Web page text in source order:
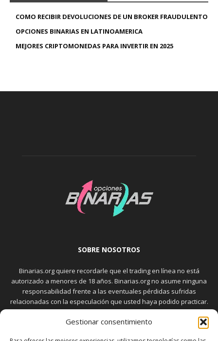
Gestionar consentimiento
COMO RECIBIR DEVOLUCIONES DE UN BROKER FRAUDULENTO
OPCIONES BINARIAS EN LATINOAMERICA
MEJORES CRIPTOMONEDAS PARA INVERTIR EN 2025
SOBRE NOSOTROS
Binarias.org quiere recordarle que el trading en línea no está
autorizado a menores de 18 años. Binarias.org no asume ninguna
responsabilidad frente a las eventuales pérdidas sufridas
relacionadas con la especulación que usted haya podido practicar.
El trading en el mercado de opciones binarias implica riesgos
elevados. Usted debe conocer y aceptar estos riesgos, que